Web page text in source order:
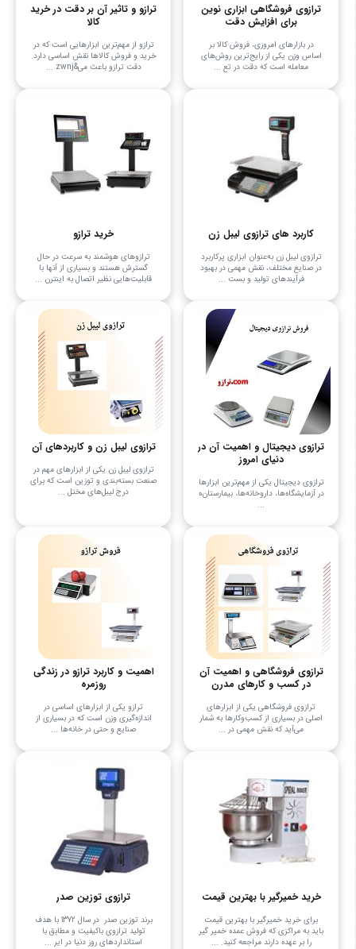
ترازوی فروشگاهی ابزاری نوین
برای افزایش دقت
در بازارهای امروزی، فروش کالا بر
اساس وزن یکی از رایج‌ترین روش‌های
معامله است که دقت در تع ...
ترازو و تاثیر آن بر دقت در خرید
کالا
ترازو از مهم‌ترین ابزارهایی است که در
خرید و فروش کالاها نقش اساسی دارد.
دقت ترازو باعث می&zwnj ...
کاربرد های ترازوی لیبل زن
ترازوی لیبل زن به‌عنوان ابزاری پرکاربرد
در صنایع مختلف، نقش مهمی در بهبود
فرآیندهای تولید و بست ...
خرید ترازو
ترازوهای هوشمند به سرعت در حال
گسترش هستند و بسیاری از آنها با
قابلیت‌هایی نظیر اتصال به اینترن ...
ترازوی دیجیتال و اهمیت آن در
دنیای امروز
ترازوی دیجیتال یکی از مهم‌ترین ابزارها
در آزمایشگاه‌ها، داروخانه‌ها، بیمارستان‌ه
...
ترازوی لیبل زن و کاربردهای آن
ترازوی لیبل زن یکی از ابزارهای مهم در
صنعت بسته‌بندی و توزین است که برای
درج لیبل‌های مختل ...
ترازوی فروشگاهی و اهمیت آن
در کسب و کارهای مدرن
ترازوی فروشگاهی یکی از ابزارهای
اصلی در بسیاری از کسب‌وکارها به شمار
می‌آید که نقش مهمی در ...
اهمیت و کاربرد ترازو در زندگی
روزمره
ترازو یکی از ابزارهای اساسی در
اندازه‌گیری وزن است که در بسیاری از
صنایع و حتی در خانه‌ها ...
خرید خمیرگیر با بهترین قیمت
برای خرید خمیرگیر با بهترین قیمت
باید به مراکزی که فروش عمده خمیر گیر
را بر عهده دارند مراجعه کنید. ...
ترازوی توزین صدر
برند توزین صدر در سال 1372 با هدف
تولید ترازوی باکیفیت و مطابق با
استانداردهای روز دنیا در ایر ...